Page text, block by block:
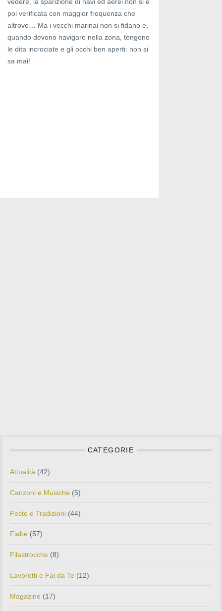
poi verificata con maggior frequenza che
altrove… Ma i vecchi marinai non si fidano e,
quando devono navigare nella zona, tengono
le dita incrociate e gli occhi ben aperti: non si
sa mai!
CATEGORIE
Attualità (42)
Canzoni e Musiche (5)
Feste e Tradizioni (44)
Fiabe (57)
Filastrocche (8)
Lavoretti e Fai da Te (12)
Magazine (17)